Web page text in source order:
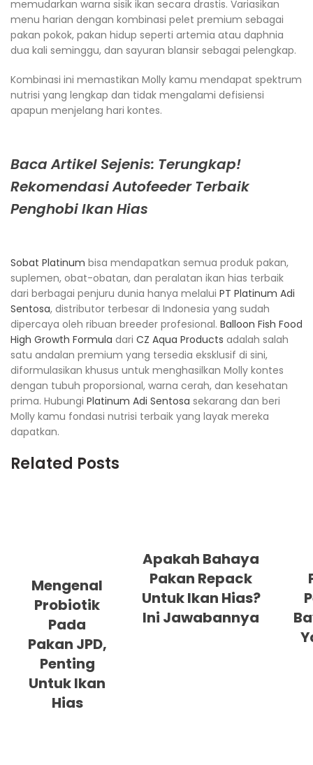
memudarkan warna sisik ikan secara drastis. Variasikan
menu harian dengan kombinasi pelet premium sebagai
pakan pokok, pakan hidup seperti artemia atau daphnia
dua kali seminggu, dan sayuran blansir sebagai pelengkap.
Kombinasi ini memastikan Molly kamu mendapat spektrum
nutrisi yang lengkap dan tidak mengalami defisiensi
apapun menjelang hari kontes.
Baca Artikel Sejenis: Terungkap!
Rekomendasi Autofeeder Terbaik
Penghobi Ikan Hias
Sobat Platinum bisa mendapatkan semua produk pakan,
suplemen, obat-obatan, dan peralatan ikan hias terbaik
dari berbagai penjuru dunia hanya melalui PT Platinum Adi
Sentosa, distributor terbesar di Indonesia yang sudah
dipercaya oleh ribuan breeder profesional. Balloon Fish Food
High Growth Formula dari CZ Aqua Products adalah salah
satu andalan premium yang tersedia eksklusif di sini,
diformulasikan khusus untuk menghasilkan Molly kontes
dengan tubuh proporsional, warna cerah, dan kesehatan
prima. Hubungi Platinum Adi Sentosa sekarang dan beri
Molly kamu fondasi nutrisi terbaik yang layak mereka
dapatkan.
Related Posts
Mengenal
Probiotik
Pada
Pakan JPD,
Penting
Untuk Ikan
Hias
Apakah Bahaya
Pakan Repack
Untuk Ikan Hias?
Ini Jawabannya